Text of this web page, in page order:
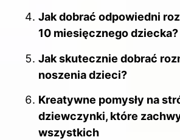
Jak dobrać odpowiedni
10 miesięcznego dziecka?
Jak skutecznie dobrać
noszenia dzieci?
Kreatywne pomysły na
dziewczynki, które
wszystkich